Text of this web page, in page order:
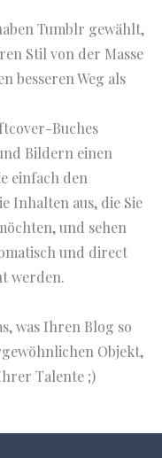
Tumblr gewählt,
Stil von der Masse
besseren Weg als
Buches
Bildern einen
einfach den
Inhalten aus, die Sie
und sehen
und direct
werden.
was Ihren Blog so
Objekt,
Talente ;)